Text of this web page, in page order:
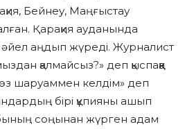
Бейнеу, Маңғыстау
Қарақия ауданында
әйел аңдып жүреді. Журналист
қалмайсыз?» деп қыспаққа
шаруаммен келдім» деп
бірі құпияны ашып
соңынан жүрген адам